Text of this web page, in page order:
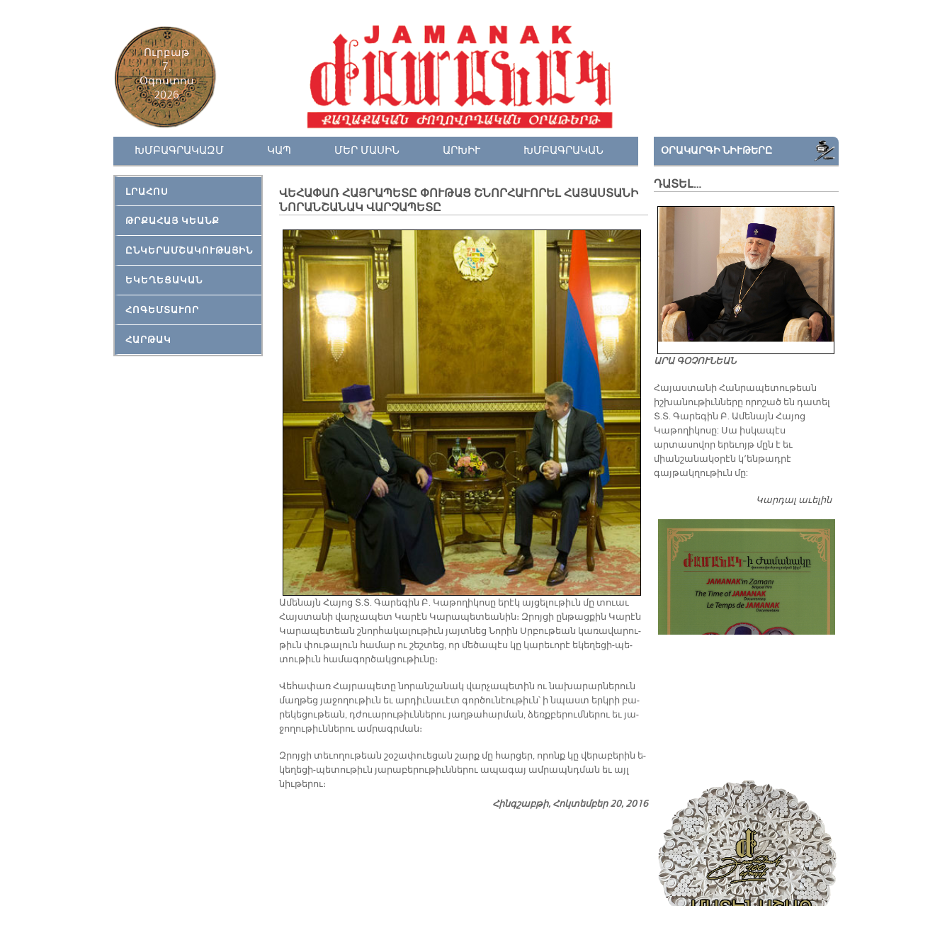
Ուրբաթ
7,
Օգոստոս
2026
ԽՄԲԱԳՐԱԿԱԶՄ ԿԱՊ ՄԵՐ ՄԱՍԻՆ ԱՐԽԻՒ ԽՄԲԱԳՐԱԿԱՆ
ԼՐԱՀՈՍ
ԹՐՔԱՀԱՅ ԿԵԱՆՔ
ԸՆԿԵՐԱՄՇԱԿՈՒԹԱՅԻՆ
ԵԿԵՂԵՑԱԿԱՆ
ՀՈԳԵՄՏԱՒՈՐ
ՀԱՐԹԱԿ
ՎԵՀԱՓԱՌ ՀԱՅՐԱՊԵՏԸ ՓՈՒԹԱՑ ՇՆՈՐՀԱՒՈՐԵԼ ՀԱՅԱՍՏԱՆԻ
ՆՈՐԱՆՇԱՆԱԿ ՎԱՐՉԱՊԵՏԸ
Ա­մե­նայն Հա­յոց Տ.Տ. Գա­րե­գին Բ. Կա­թո­ղի­կո­սը ե­րէկ այ­ցե­լու­թիւն մը տուաւ
Հայս­տա­նի վար­չա­պետ Կա­րէն Կա­րա­պե­տեա­նին։ Զրոյ­ցի ըն­թաց­քին Կա­րէն
Կա­րա­պե­տեան շնոր­հա­կա­լու­թիւն յայտ­նեց Նո­րին Սրբու­թեան կա­ռա­վա­րու­
թիւն փու­թա­լուն հա­մար ու շեշ­տեց, որ մե­ծա­պէս կը կա­րե­ւո­րէ ե­կե­ղե­ցի-պե­
տու­թիւն հա­մա­գոր­ծակ­ցու­թիւ­նը։
Վե­հա­փառ Հայ­րա­պե­տը նո­րան­շա­նակ վար­չա­պե­տին ու նա­խա­րար­նե­րուն
մաղ­թեց յա­ջո­ղու­թիւն եւ ար­դիւ­նա­ւէտ գոր­ծու­նէու­թիւն՝ ի նպաստ երկ­րի բա­
րե­կե­ցու­թեան, դժուա­րու­թիւն­նե­րու յաղ­թա­հար­ման, ձեռք­բե­րում­նե­րու եւ յա­
ջո­ղու­թիւն­նե­րու ամ­րագր­ման։
Զրոյ­ցի տե­ւո­ղու­թեան շօ­շա­փուե­ցան շարք մը հար­ցեր, ո­րոնք կը վե­րա­բե­րին ե­
կե­ղե­ցի-պե­տու­թիւն յա­րա­բե­րու­թիւն­նե­րու ա­պա­գայ ամ­րապնդ­ման եւ այլ
նիւ­թե­րու։
Հինգշաբթի, Հոկտեմբեր 20, 2016
ՕՐԱԿԱՐԳԻ ՆԻՒԹԵՐԸ
ԴԱՏԵԼ…
ԱՐԱ ԳՕՉՈՒՆԵԱՆ
​Հայաստանի Հանրապետութեան
իշխանութիւնները որոշած են դատել
Տ.Տ. Գարեգին Բ. Ամենայն Հայոց
Կաթողիկոսը: Սա իսկապէս
արտասովոր երեւոյթ մըն է եւ
միանշանակօրէն կ՚ենթադրէ
գայթակղութիւն մը:
Կարդալ աւելինԴատել…